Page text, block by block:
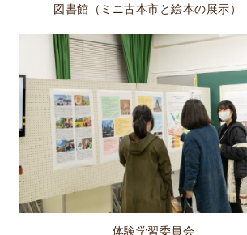
図書館（ミニ古本市と絵本の展示）
体験学習委員会